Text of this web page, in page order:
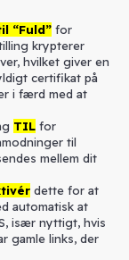
“Fuld” for
krypterer
hvilket giver en
certifikat på
i færd med at
TIL for
til
mellem dit
dette for at
automatisk at
især nyttigt, hvis
gamle links, der